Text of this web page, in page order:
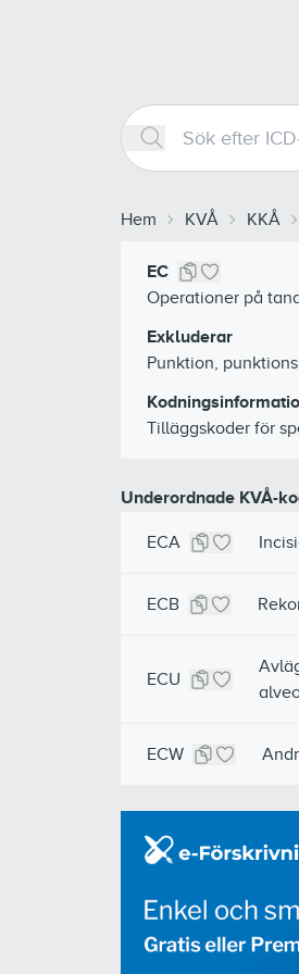
Hem KVÅ KKÅ
EC
Operationer på
Exkluderar
Punktion,
Tilläggskoder för
Underordnade KVÅ-
ECA
ECB
ECU
ECW